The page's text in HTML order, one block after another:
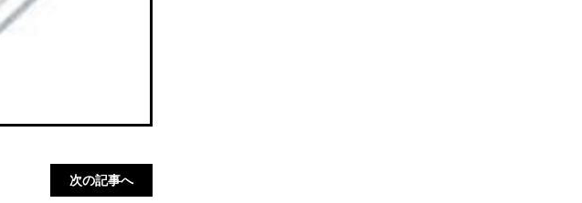
次の記事へ